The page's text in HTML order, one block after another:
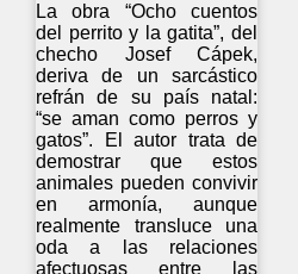
La obra “Ocho cuentos
del perrito y la gatita”, del
checho Josef Cápek,
deriva de un sarcástico
refrán de su país natal:
“se aman como perros y
gatos”. El autor trata de
demostrar que estos
animales pueden convivir
en armonía, aunque
realmente transluce una
oda a las relaciones
afectuosas entre las